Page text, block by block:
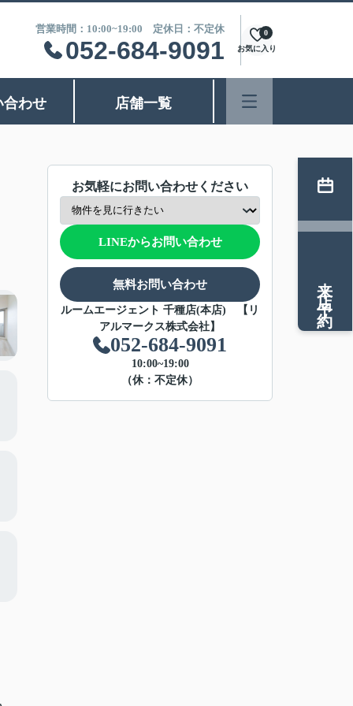
営業時間：10:00~19:00 定休日：不定休
052-684-9091 お気に入り
0
合わせ 店舗一覧
お気軽にお問い合わせください
LINEからお問い合わせ
無料お問い合わせ
ルームエージェント 千種店(本店) 【リ
アルマークス株式会社】
052-684-9091
10:00~19:00
（休：不定休）
来店予約